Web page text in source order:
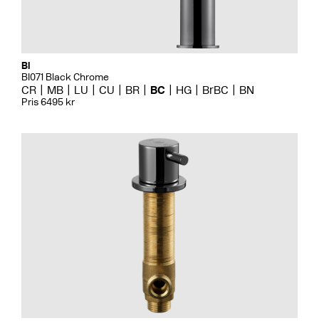
Bi
BI071 Black Chrome
CR MB LU CU BR BC HG BrBC BN
Pris 6495 kr